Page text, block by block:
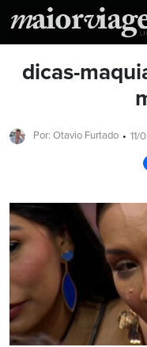
dicas-
Por: Otavio Furtado 11/